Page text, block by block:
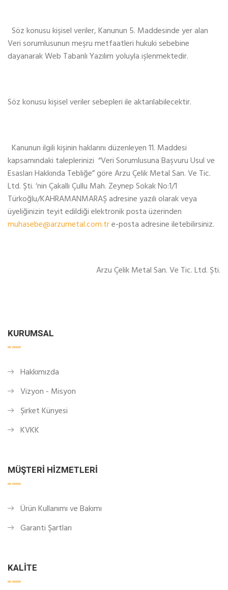
Söz konusu kişisel veriler, Kanunun 5. Maddesinde yer alan
Veri sorumlusunun meşru metfaatleri hukuki sebebine
dayanarak Web Tabanlı Yazılım yoluyla işlenmektedir.
Söz konusu kişisel veriler sebepleri ile aktarılabilecektir.
Kanunun ilgili kişinin haklarını düzenleyen 11. Maddesi
kapsamındaki taleplerinizi “Veri Sorumlusuna Başvuru Usul ve
Esasları Hakkında Tebliğe” göre Arzu Çelik Metal San. Ve Tic.
Ltd. Şti. ‘nin Çakallı Çullu Mah. Zeynep Sokak No:1/1
Türkoğlu/KAHRAMANMARAŞ adresine yazılı olarak veya
üyeliğinizin teyit edildiği elektronik posta üzerinden
muhasebe@arzumetal.com.tre-posta adresine iletebilirsiniz.
Arzu Çelik Metal San. Ve Tic. Ltd. Şti.
KURUMSAL
Hakkımızda
Vizyon - Misyon
Şirket Künyesi
KVKK
MÜŞTERI HIZMETLERI
Ürün Kullanımı ve Bakımı
Garanti Şartları
KALITE